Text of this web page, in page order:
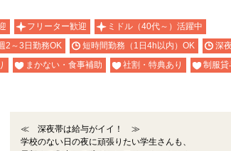
フリーター歓迎
ミドル（40代～）活躍中
2～3日勤務OK 短時間勤務（1日4h以内）OK
深
まかない・食事補助 社割・特典あり
制服貸
≪ 深夜帯は給与がイイ！ ≫
学校のない日の夜に頑張りたい学生さんも、